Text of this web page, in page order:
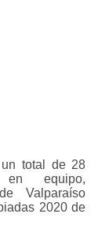
total de 28
en equipo,
Valparaíso
2020 de